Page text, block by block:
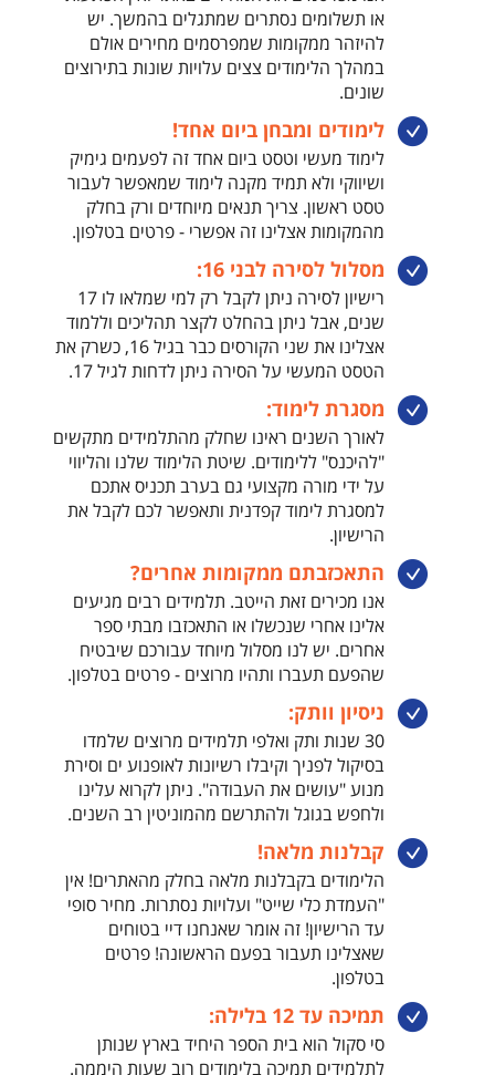
או תשלומים נסתרים שמתגלים בהמשך. יש
להיזהר ממקומות שמפרסמים מחירים אולם
במהלך הלימודים צצים עלויות שונות בתירוצים
שונים.
לימודים ומבחן ביום אחד!
לימוד מעשי וטסט ביום אחד זה לפעמים גימיק
ושיווקי ולא תמיד מקנה לימוד שמאפשר לעבור
טסט ראשון. צריך תנאים מיוחדים ורק בחלק
מהמקומות אצלינו זה אפשרי - פרטים בטלפון.
קבלנות מלאה!
הלימודים בקבלנות מלאה בחלק מהאתרים! אין
"העמדת כלי שייט" ועלויות נסתרות. מחיר סופי
עד הרישיון! זה אומר שאנחנו דיי בטוחים
שאצלינו תעבור בפעם הראשונה! פרטים
בטלפון.
תמיכה עד 12 בלילה:
סי סקול הוא בית הספר היחיד בארץ שנותן
לתלמידים תמיכה בלימודים רוב שעות היממה.
מסלול לסירה לבני 16:
רישיון לסירה ניתן לקבל רק למי שמלאו לו 17
שנים, אבל ניתן בהחלט לקצר תהליכים וללמוד
אצלינו את שני הקורסים כבר בגיל 16, כשרק את
הטסט המעשי על הסירה ניתן לדחות לגיל 17.
מסגרת לימוד:
לאורך השנים ראינו שחלק מהתלמידים מתקשים
"להיכנס" ללימודים. שיטת הלימוד שלנו והליווי
על ידי מורה מקצועי גם בערב תכניס אתכם
למסגרת לימוד קפדנית ותאפשר לכם לקבל את
הרישיון.
התאכזבתם ממקומות אחרים?
אנו מכירים זאת הייטב. תלמידים רבים מגיעים
אלינו אחרי שנכשלו או התאכזבו מבתי ספר
אחרים. יש לנו מסלול מיוחד עבורכם שיבטיח
שהפעם תעברו ותהיו מרוצים - פרטים בטלפון.
ניסיון וותק:
30 שנות ותק ואלפי תלמידים מרוצים שלמדו
בסיקול לפניך וקיבלו רשיונות לאופנוע ים וסירת
מנוע "עושים את העבודה". ניתן לקרוא עלינו
ולחפש בגוגל ולהתרשם מהמוניטין רב השנים.